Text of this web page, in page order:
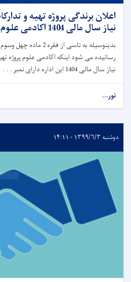
اعلان برندگی پروژه تهیه و
نیاز سال مالی 1404 اکادمی علوم
بدینوسیله به تاسی از
رسانیده می شود اینکه اکادمی علوم پروژه
نیاز سال مالی 1404 این اداره دارای نمبر . . .
نور...
دوشنبه ۱۳۹۹/۶/۳ - ۱۴:۱۱